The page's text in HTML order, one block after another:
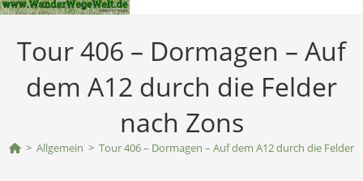
Tour 406 – Dormagen – Auf
dem A12 durch die Felder
nach Zons
> Allgemein > Tour 406 – Dormagen – Auf dem A12 durch die Felder